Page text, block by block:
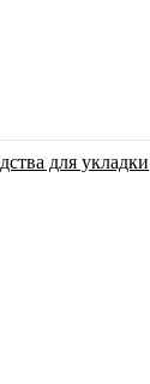
для укладки